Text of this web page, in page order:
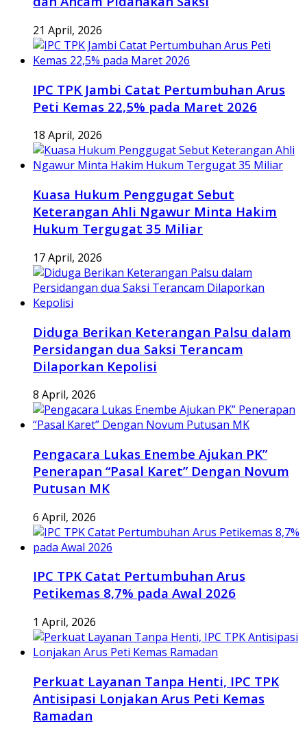
21 April, 2026
IPC TPK Jambi Catat Pertumbuhan Arus
Peti Kemas 22,5% pada Maret 2026
18 April, 2026
Kuasa Hukum Penggugat Sebut
Keterangan Ahli Ngawur Minta Hakim
Hukum Tergugat 35 Miliar
17 April, 2026
Diduga Berikan Keterangan Palsu dalam
Persidangan dua Saksi Terancam
Dilaporkan Kepolisi
8 April, 2026
Pengacara Lukas Enembe Ajukan PK”
Penerapan “Pasal Karet” Dengan Novum
Putusan MK
6 April, 2026
IPC TPK Catat Pertumbuhan Arus
Petikemas 8,7% pada Awal 2026
1 April, 2026
Perkuat Layanan Tanpa Henti, IPC TPK
Antisipasi Lonjakan Arus Peti Kemas
Ramadan